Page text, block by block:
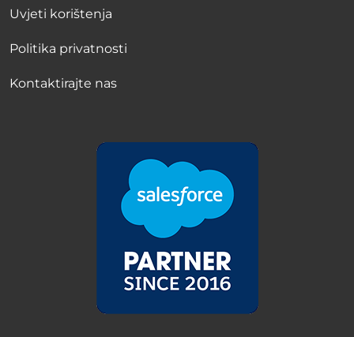
Uvjeti korištenja
Politika privatnosti
Kontaktirajte nas